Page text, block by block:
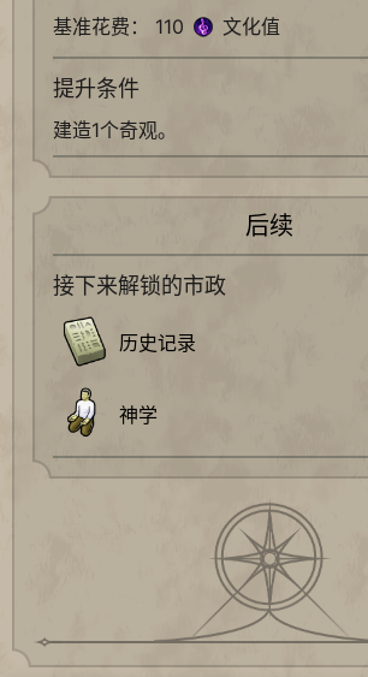
基准花费： 110 文化值
提升条件
建造1个奇观。
后续
接下来解锁的市政
历史记录
神学